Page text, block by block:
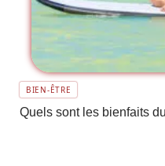
BIEN-ÊTRE
Quels sont les bienfaits